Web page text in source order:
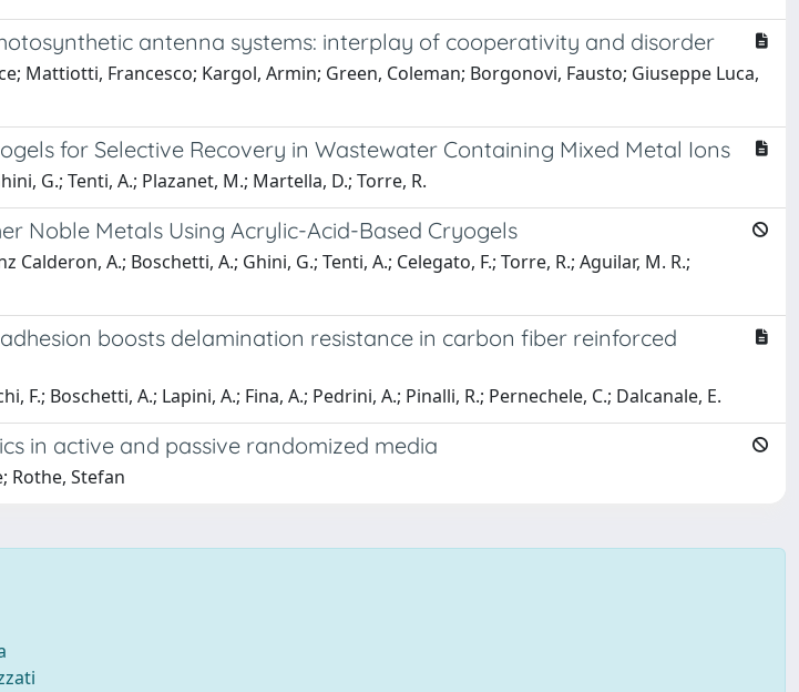
antenna systems: interplay of cooperativity and disorder
Mattiotti, Francesco; Kargol, Armin; Green, Coleman; Borgonovi, Fausto; Giuseppe Luca,
for Selective Recovery in Wastewater Containing Mixed Metal Ions
G.; Tenti, A.; Plazanet, M.; Martella, D.; Torre, R.
Noble Metals Using Acrylic-Acid-Based Cryogels
Calderon, A.; Boschetti, A.; Ghini, G.; Tenti, A.; Celegato, F.; Torre, R.; Aguilar, M. R.;
boosts delamination resistance in carbon fiber reinforced
F.; Boschetti, A.; Lapini, A.; Fina, A.; Pedrini, A.; Pinalli, R.; Pernechele, C.; Dalcanale, E.
in active and passive randomized media
Rothe, Stefan